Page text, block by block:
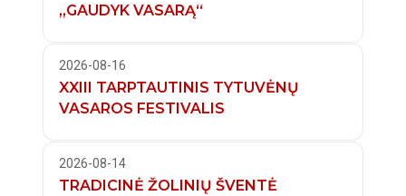
„GAUDYK VASARĄ“
2026-08-16
XXIII TARPTAUTINIS TYTUVĖNŲ
VASAROS FESTIVALIS
2026-08-14
TRADICINĖ ŽOLINIŲ ŠVENTĖ